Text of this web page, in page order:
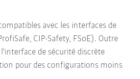
avec les interfaces de
CIP-Safety, FSoE). Outre
l'interface de sécurité discrète
pour des configurations moins